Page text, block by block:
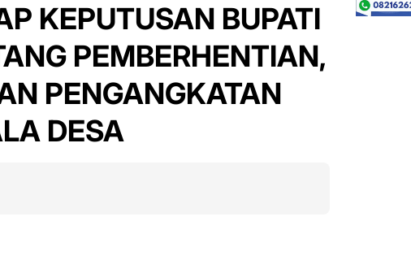
KEPUTUSAN BUPATI
PEMBERHENTIAN,
PENGANGKATAN
DESA